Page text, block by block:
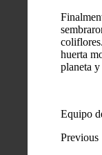
huerta
planeta
Equipo
Previous